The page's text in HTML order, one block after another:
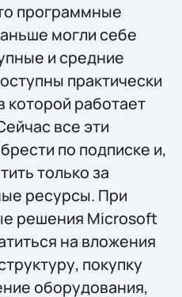
программные
могли себе
и средние
практически
работает
все эти
по подписке и,
только за
ресурсы. При
решения Microsoft
на вложения
покупку
оборудования,